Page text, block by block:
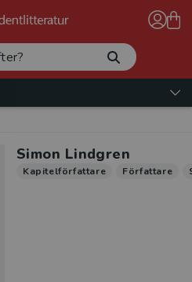
Simon Lindgren
Kapitelförfattare Författare